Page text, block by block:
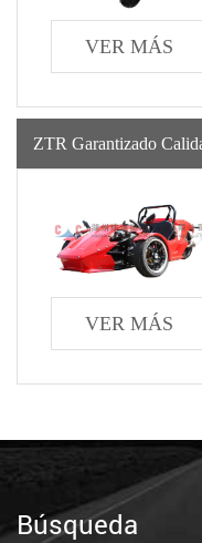
VER MÁS
VER MÁS
Búsqueda